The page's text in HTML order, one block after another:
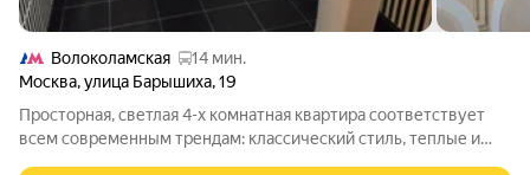
Волоколамская
14 мин.
Москва,улица Барышиха,19
Просторная, светлая 4-х комнатная квартира соответствует
всем современным трендам: классический стиль, теплые и